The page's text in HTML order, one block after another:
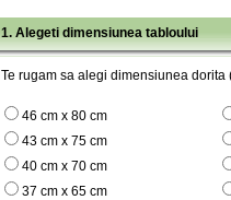
1. Alegeti dimensiunea tabloului
Te rugam sa alegi dimensiunea dorita
46 cm x 80 cm
43 cm x 75 cm
40 cm x 70 cm
37 cm x 65 cm